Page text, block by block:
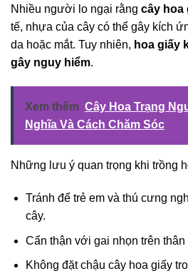
Nhiều người lo ngại rằng cây hoa
tế, nhựa của cây có thể gây kích
da hoặc mắt. Tuy nhiên, hoa giấy
gây nguy hiểm.
Xem thêm Cây Hoa Trạng
Nghĩa Và Cách Chăm Sóc
Những lưu ý quan trọng khi trồng
Tránh để trẻ em và thú cưng
cây.
Cẩn thận với gai nhọn trên thân
Không đặt chậu cây hoa giấy